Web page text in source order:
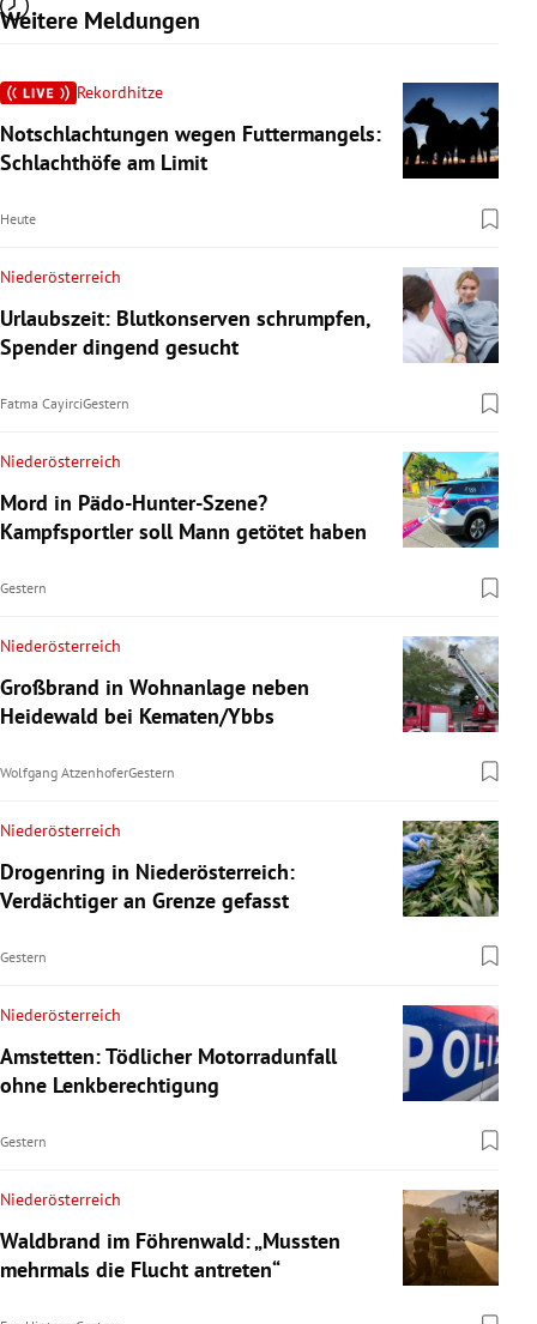
Weitere Meldungen
Rekordhitze
Notschlachtungen wegen Futtermangels:
Schlachthöfe am Limit
Heute
Niederösterreich
Urlaubszeit: Blutkonserven schrumpfen,
Spender dingend gesucht
Fatma CayirciGestern
Niederösterreich
Mord in Pädo-Hunter-Szene?
Kampfsportler soll Mann getötet haben
Gestern
Niederösterreich
Großbrand in Wohnanlage neben
Heidewald bei Kematen/Ybbs
Wolfgang AtzenhoferGestern
Niederösterreich
Drogenring in Niederösterreich:
Verdächtiger an Grenze gefasst
Gestern
Niederösterreich
Amstetten: Tödlicher Motorradunfall
ohne Lenkberechtigung
Gestern
Niederösterreich
Waldbrand im Föhrenwald: „Mussten
mehrmals die Flucht antreten“